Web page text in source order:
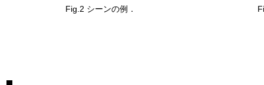
Fig.2 シーンの例．